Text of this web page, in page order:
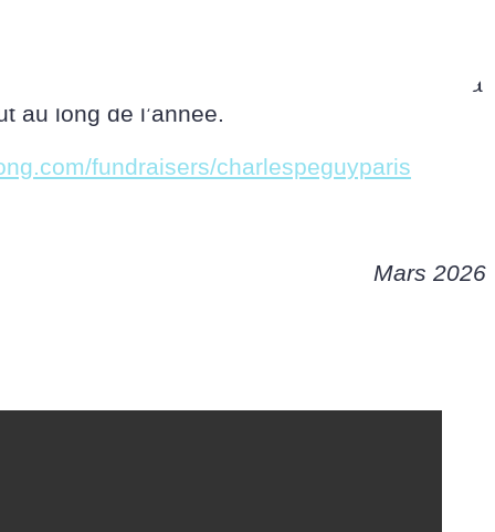
mars 2026. L’intégralité des bénéfices sera
au long de l’année.
fundraisers/charlespeguyparis
Mars 2026